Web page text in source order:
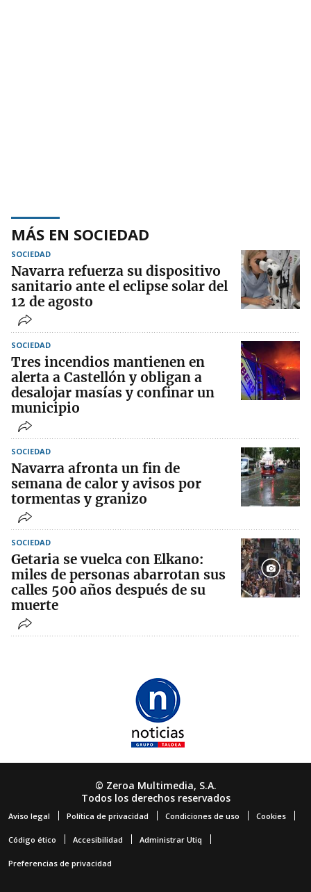
MÁS EN SOCIEDAD
SOCIEDAD
Navarra refuerza su dispositivo
sanitario ante el eclipse solar del
12 de agosto
SOCIEDAD
Tres incendios mantienen en
alerta a Castellón y obligan a
desalojar masías y confinar un
municipio
SOCIEDAD
Navarra afronta un fin de
semana de calor y avisos por
tormentas y granizo
SOCIEDAD
Getaria se vuelca con Elkano:
miles de personas abarrotan sus
calles 500 años después de su
muerte
© Zeroa Multimedia, S.A.
Todos los derechos reservados
Aviso legal Política de privacidad Condiciones de uso Cookies
Código ético Accesibilidad Administrar Utiq
Preferencias de privacidad